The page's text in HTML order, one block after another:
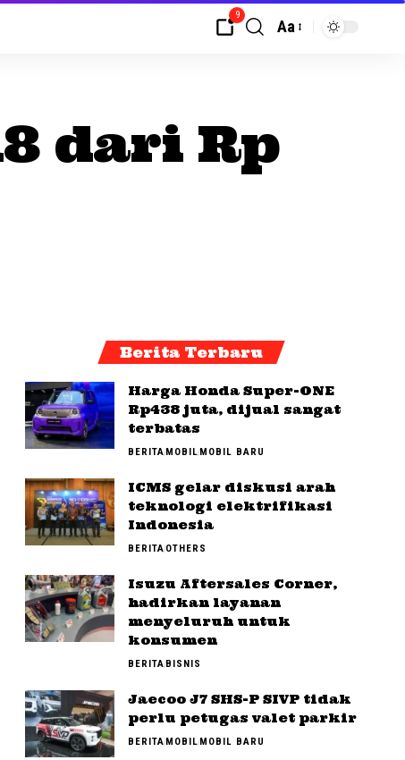
9
Aa
dari Rp
Berita Terbaru
Harga Honda Super-ONE
Rp438 juta, dijual sangat
terbatas
BERITAMOBILMOBIL BARU
ICMS gelar diskusi arah
teknologi elektrifikasi
Indonesia
BERITAOTHERS
Isuzu Aftersales Corner,
hadirkan layanan
menyeluruh untuk
konsumen
BERITABISNIS
Jaecoo J7 SHS-P SIVP tidak
perlu petugas valet parkir
BERITAMOBILMOBIL BARU